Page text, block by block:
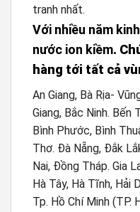
tranh nhất.
Với nhiều năm
nước ion kiềm.
hàng tới tất cả
An Giang, Bà Rịa-
Giang, Bắc Ninh. Bến
Bình Phước, Bình
Thơ. Đà Nẵng, Đắk
Nai, Đồng Tháp. Gia
Hà Tây, Hà Tĩnh, Hải
Tp. Hồ Chí Minh (TP.